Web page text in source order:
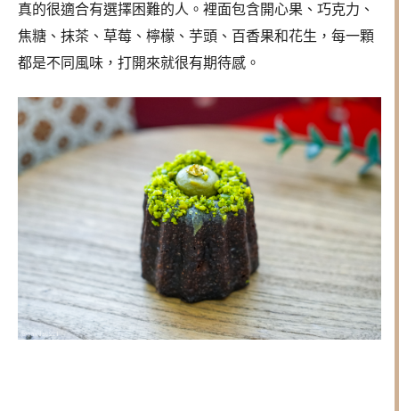
真的很適合有選擇困難的人。裡面包含開心果、巧克力、
焦糖、抹茶、草莓、檸檬、芋頭、百香果和花生，每一顆
都是不同風味，打開來就很有期待感。